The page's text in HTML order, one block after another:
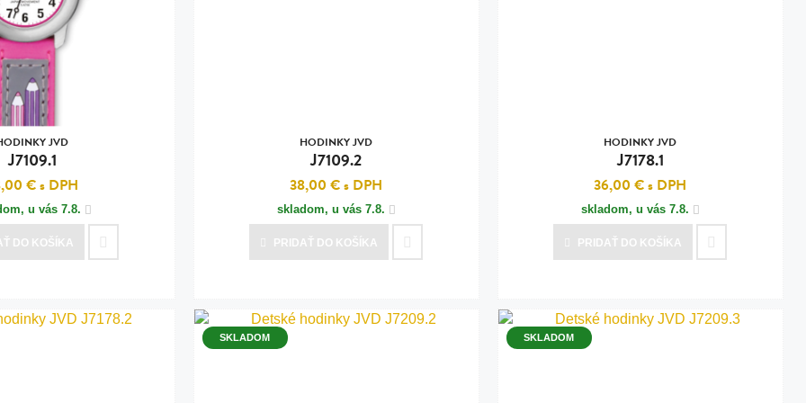
oceľ, silikón,
perla
oceľ, silikón,
oceľ
oceľ
oceľ
JVD
J7109.1
€s DPH
u vás 7.8.
DO KOŠÍKA
HODINKY JVD
J7109.2
38,00 €s DPH
skladom, u vás 7.8.
PRIDAŤ DO KOŠÍKA
HODINKY JVD
J7178.1
36,00 €s DPH
skladom, u vás 7.8.
PRIDAŤ DO KOŠÍKA
SKLADOM SKLADOM